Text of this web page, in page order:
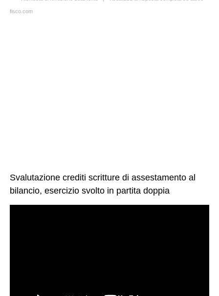
fisco.com
Svalutazione crediti scritture di assestamento al
bilancio, esercizio svolto in partita doppia